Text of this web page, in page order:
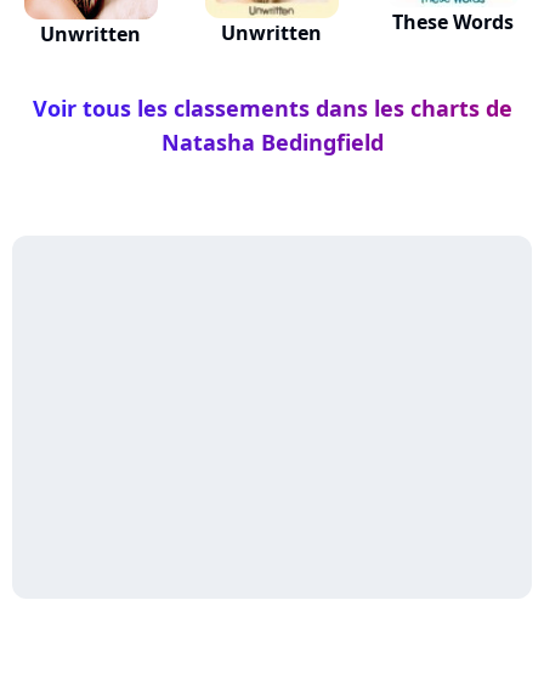
Unwritten Unwritten These Words
Voir tous les classements dans les charts de
Natasha Bedingfield